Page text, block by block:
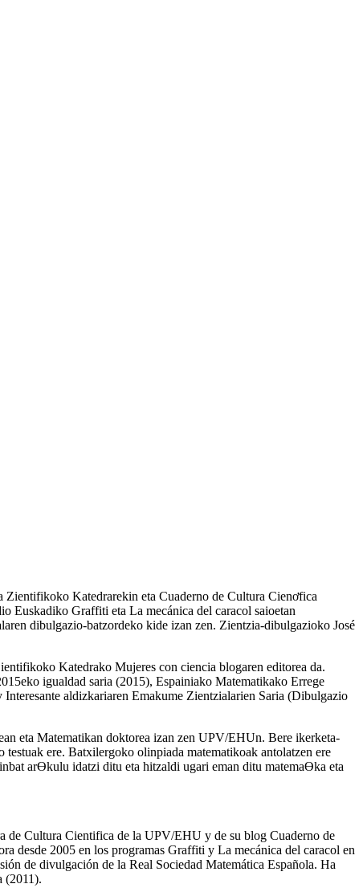
Katedrarekin eta Cuaderno de Cultura Cienơfica
Euskadiko Graffiti eta La mecánica del caracol saioetan
dibulgazio-batzordeko kide izan zen. Zientzia-dibulgazioko José
Katedrako Mujeres con ciencia blogaren editorea da.
igualdad saria (2015), Espainiako Matematikako Errege
aldizkariaren Emakume Zientzialarien Saria (Dibulgazio
eta Matematikan doktorea izan zen UPV/EHUn. Bere ikerketa-
ere. Batxilergoko olinpiada matematikoak antolatzen ere
arƟkulu idatzi ditu eta hitzaldi ugari eman ditu matemaƟka eta
de Cultura Cientifica de la UPV/EHU y de su blog Cuaderno de
desde 2005 en los programas Graffiti y La mecánica del caracol en
de divulgación de la Real Sociedad Matemática Española. Ha
(2011).